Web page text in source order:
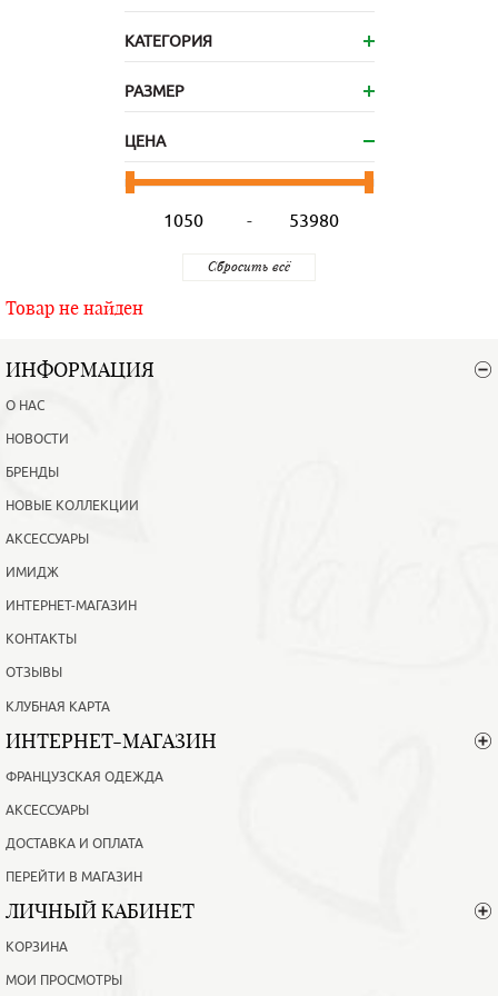
КАТЕГОРИЯ
РАЗМЕР
ЦЕНА
-
Товар не найден
ИНФОРМАЦИЯ
О НАС
НОВОСТИ
БРЕНДЫ
НОВЫЕ КОЛЛЕКЦИИ
АКСЕССУАРЫ
ИМИДЖ
ИНТЕРНЕТ-МАГАЗИН
КОНТАКТЫ
ОТЗЫВЫ
КЛУБНАЯ КАРТА
ИНТЕРНЕТ-МАГАЗИН
ФРАНЦУЗСКАЯ ОДЕЖДА
АКСЕССУАРЫ
ДОСТАВКА И ОПЛАТА
ПЕРЕЙТИ В МАГАЗИН
ЛИЧНЫЙ КАБИНЕТ
КОРЗИНА
МОИ ПРОСМОТРЫ